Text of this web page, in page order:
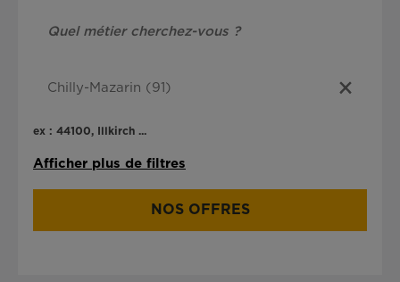
ex : 44100, Illkirch ...
Afficher plus de filtres
NOS OFFRES